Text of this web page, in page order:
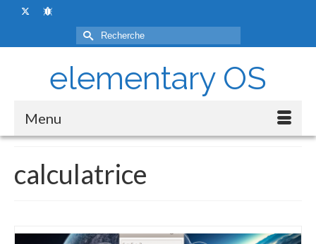
Rechercher :
elementary OS
Menu
calculatrice